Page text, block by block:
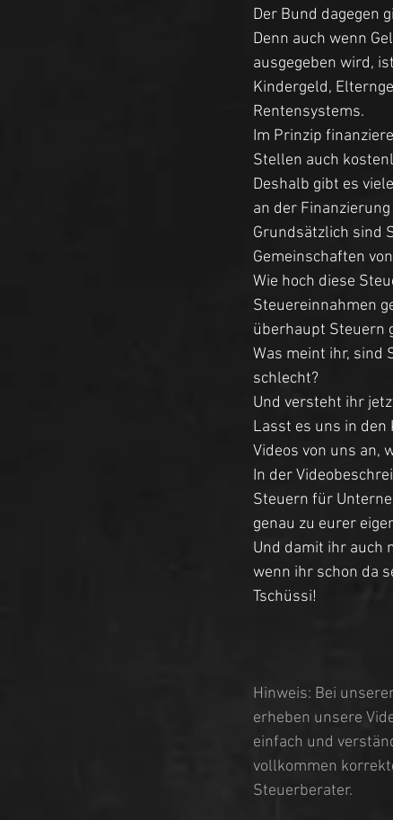
Der Bund dagegen
Denn auch wenn
ausgegeben wird,
Kindergeld,
Rentensystems.
Im Prinzip
Stellen auch
Deshalb gibt es
an der
Grundsätzlich sind
Gemeinschaften
Wie hoch diese
Steuereinnahmen
überhaupt Steuern
Was meint ihr, sind
schlecht?
Und versteht ihr
Lasst es uns in den
Videos von uns an,
In der
Steuern für
genau zu eurer
Und damit ihr auch
wenn ihr schon da
Tschüssi!
Hinweis: Bei
erheben unsere
einfach und
vollkommen
Steuerberater.